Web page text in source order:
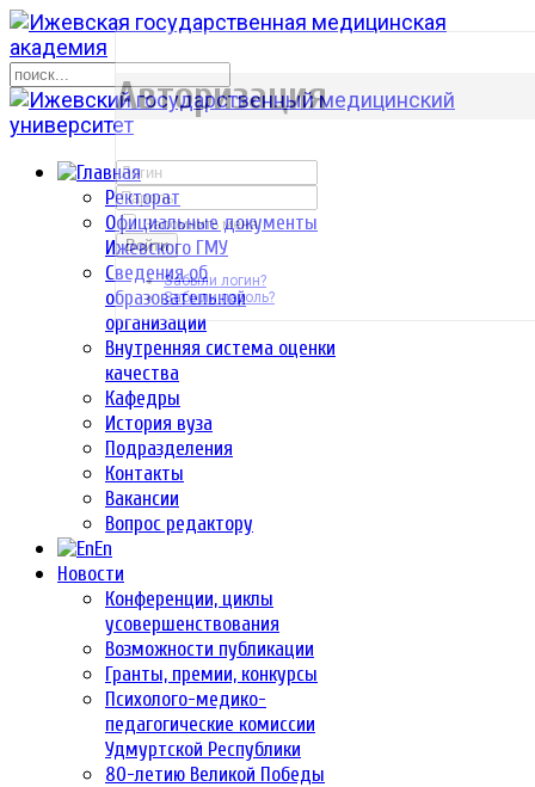
Ректорат
Официальные документы
Ижевского ГМУ
Сведения об
образовательной
организации
Внутренняя система оценки
качества
Кафедры
История вуза
Подразделения
Контакты
Вакансии
Вопрос редактору
En
Новости
Конференции, циклы
усовершенствования
Возможности публикации
Гранты, премии, конкурсы
Психолого-медико-
педагогические комиссии
Удмуртской Республики
80-летию Великой Победы
р
Авторизация
Запомнить меня
Войти
Забыли логин?
Забыли пароль?